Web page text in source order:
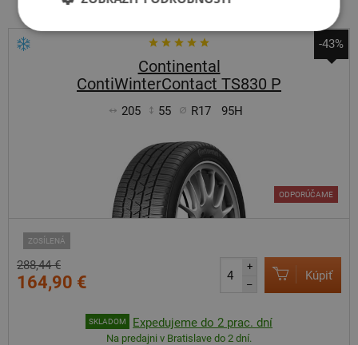
-43%
Continental
ContiWinterContact TS830 P
205 55 R17 95H
ZOSÍLENÁ
ODPORÚČAME
288,44 €
164,90 €
+
–
Kúpiť
SKLADOM Expedujeme do 2 prac. dní
Na predajni v Bratislave do 2 dní.